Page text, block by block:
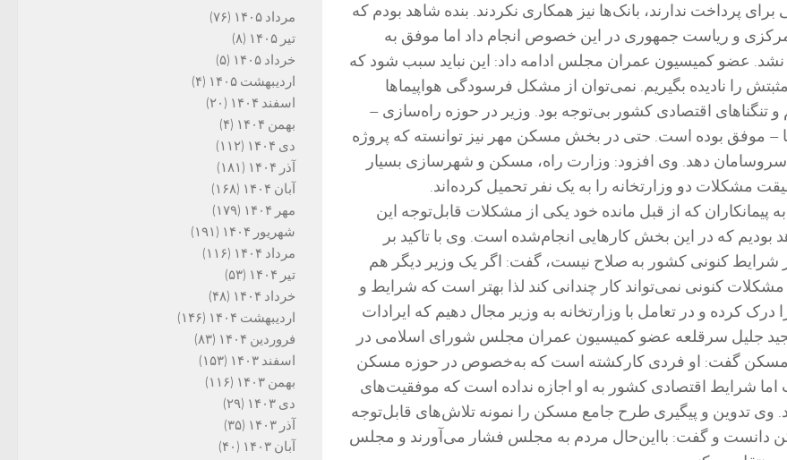
پرداخت ندارند، بانک‌ها نیز همکاری نکردند. بنده شاهد بودم که
مرکزی و ریاست جمهوری در این خصوص انجام داد اما موفق به
نشد. عضو کمیسیون عمران مجلس ادامه داد: این نباید سبب شود که
را نادیده بگیریم. نمی‌توان از مشکل فرسودگی هواپیماها
و تنگناهای اقتصادی کشور بی‌توجه بود. وزیر در حوزه راه‌سازی –
– موفق بوده است. حتی در بخش مسکن مهر نیز توانسته که پروژه
سروسامان دهد. وی افزود: وزارت راه، مسکن و شهرسازی بسیار
مشکلات دو وزارتخانه را به یک نفر تحمیل کرده‌اند.
پیمانکاران که از قبل مانده خود یکی از مشکلات قابل‌توجه این
بودیم که در این بخش کارهایی انجام‌شده است. وی با تاکید بر
شرایط کنونی کشور به صلاح نیست، گفت: اگر یک وزیر دیگر هم
مشکلات کنونی نمی‌تواند کار چندانی کند لذا بهتر است که شرایط و
کرده و در تعامل با وزارتخانه به وزیر مجال دهیم که ایرادات
جلیل سرقلعه عضو کمیسیون عمران مجلس شورای اسلامی در
مسکن گفت: او فردی کارکشته است که به‌خصوص در حوزه مسکن
شرایط اقتصادی کشور به او اجازه نداده است که موفقیت‌های
وی تدوین و پیگیری طرح جامع مسکن را نمونه تلاش‌های قابل‌توجه
دانست و گفت: بااین‌حال مردم به مجلس فشار می‌آورند و مجلس
مرداد ۱۴۰۵
(۷۶)
تیر ۱۴۰۵
(۸)
خرداد ۱۴۰۵
(۵)
اردیبهشت ۱۴۰۵
(۴)
اسفند ۱۴۰۴
(۲۰)
بهمن ۱۴۰۴
(۴)
دی ۱۴۰۴
(۱۱۲)
آذر ۱۴۰۴
(۱۸۱)
آبان ۱۴۰۴
(۱۶۸)
مهر ۱۴۰۴
(۱۷۹)
شهریور ۱۴۰۴
(۱۹۱)
مرداد ۱۴۰۴
(۱۱۶)
تیر ۱۴۰۴
(۵۳)
خرداد ۱۴۰۴
(۴۸)
اردیبهشت ۱۴۰۴
(۱۴۶)
فروردین ۱۴۰۴
(۸۳)
اسفند ۱۴۰۳
(۱۵۳)
بهمن ۱۴۰۳
(۱۱۶)
دی ۱۴۰۳
(۲۹)
آذر ۱۴۰۳
(۳۵)
آبان ۱۴۰۳
(۴۰)